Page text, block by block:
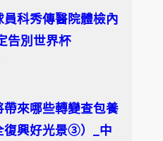
科秀傳醫院體檢內
告別世界杯
來哪些轉變查包養
復興好光景③）_中